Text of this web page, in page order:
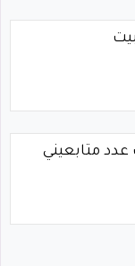
متابعيني